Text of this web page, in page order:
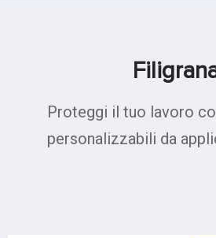
Proteggi il tuo lavoro
personalizzabili da